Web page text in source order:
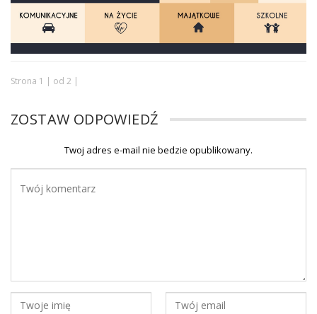
Strona 1 | od 2 |
ZOSTAW ODPOWIEDŹ
Twoj adres e-mail nie bedzie opublikowany.